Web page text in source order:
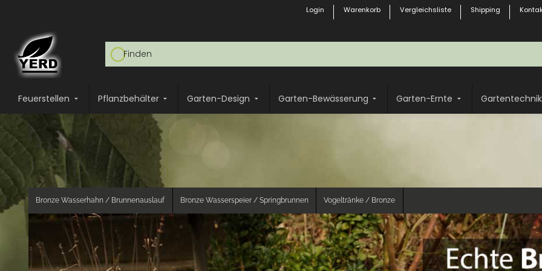
Login Warenkorb Vergleichsliste Shipping
Feuerstellen Pflanzbehälter Garten-Design Garten-Bewässerung Garten-Ernte Gartentechnik
Bronze Wasserhahn / Brunnenauslauf Bronze Wasserspeier / Springbrunnen Vogeltränke / Bronze